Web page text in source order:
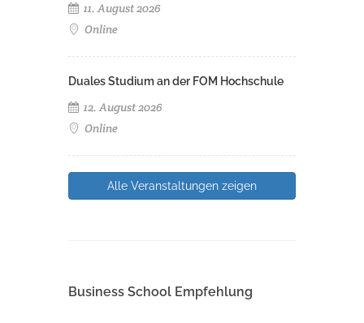
11. August 2026
Online
Duales Studium an der FOM Hochschule
12. August 2026
Online
Alle Veranstaltungen zeigen
Business School Empfehlung